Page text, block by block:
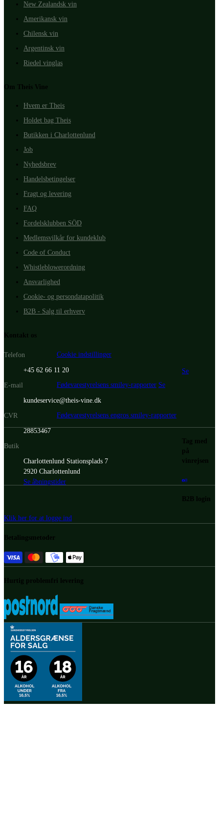
New Zealandsk vin
Amerikansk vin
Chilensk vin
Argentinsk vin
Riedel vinglas
Om Theis Vine
Hvem er Theis
Holdet bag Theis
Butikken i Charlottenlund
Job
Nyhedsbrev
Handelsbetingelser
Fragt og levering
FAQ
Fordelsklubben SÖD
Medlemsvilkår for kundeklub
Code of Conduct
Whistleblowerordning
Ansvarlighed
Cookie- og persondatapolitik
B2B - Salg til erhverv
Kontakt os
Telefon
+45 62 66 11 20
E-mail
kundeservice@theis-vine.dk
CVR
28853467
Butik
Charlottenlund Stationsplads 7
2920 Charlottenlund
Se åbningstider
Cookie indstillinger
Se
Fødevarestyrelsens smiley-rapporter Se
Fødevarestyrelsens engros smiley-rapporter
Tag med
på
vinrejsen
B2B login
Klik her for at logge ind
Betalingsmetoder
Hurtig problemfri levering